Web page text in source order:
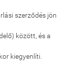
szerződés jön
között, és a
kiegyenlíti.